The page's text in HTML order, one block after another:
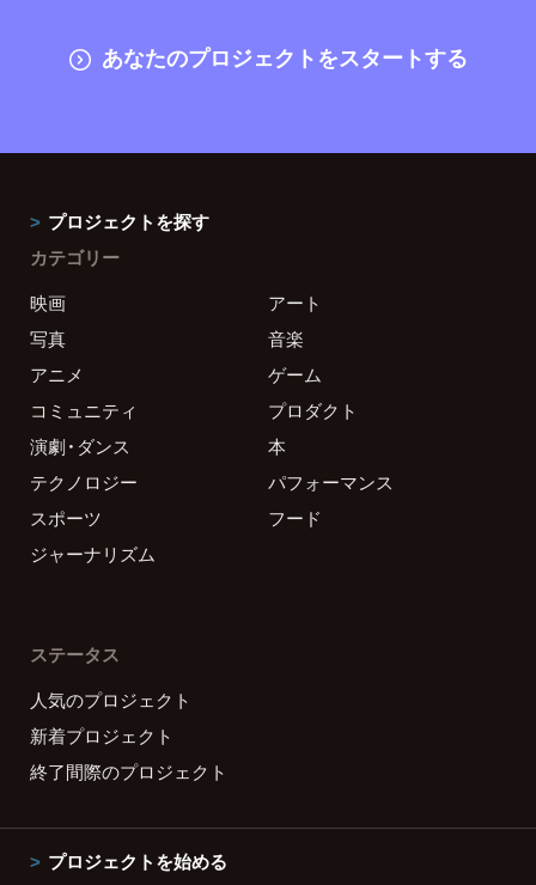
あなたのプロジェクトをスタートする
プロジェクトを探す
カテゴリー
映画
アート
写真
音楽
アニメ
ゲーム
コミュニティ
プロダクト
演劇・ダンス
本
テクノロジー
パフォーマンス
スポーツ
フード
ジャーナリズム
ステータス
人気のプロジェクト
新着プロジェクト
終了間際のプロジェクト
プロジェクトを始める